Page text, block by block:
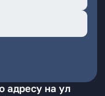
адресу на ул